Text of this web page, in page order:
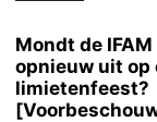
Mondt de
opnieuw uit op
limietenfeest?